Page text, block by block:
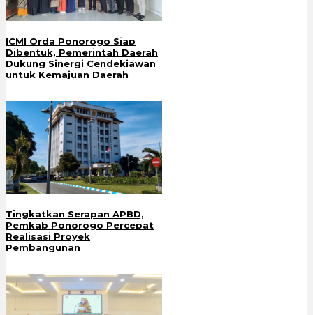
ICMI Orda Ponorogo Siap
Dibentuk, Pemerintah Daerah
Dukung Sinergi Cendekiawan
untuk Kemajuan Daerah
Tingkatkan Serapan APBD,
Pemkab Ponorogo Percepat
Realisasi Proyek
Pembangunan